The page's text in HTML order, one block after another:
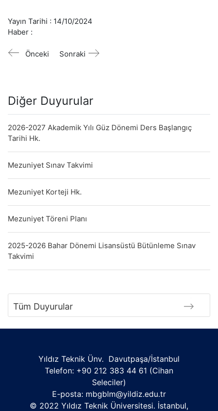
Yayın Tarihi : 14/10/2024
Haber :
Önceki Sonraki
Diğer Duyurular
2026-2027 Akademik Yılı Güz Dönemi Ders Başlangıç
Tarihi Hk.
Mezuniyet Sınav Takvimi
Mezuniyet Korteji Hk.
Mezuniyet Töreni Planı
2025-2026 Bahar Dönemi Lisansüstü Bütünleme Sınav
Takvimi
Tüm Duyurular
Yıldız Teknik Ünv. Davutpaşa/İstanbul
Telefon: +90 212 383 44 61 (Cihan
Seleciler)
E-posta: mbgblm@yildiz.edu.tr
© 2022 Yıldız Teknik Üniversitesi. İstanbul,